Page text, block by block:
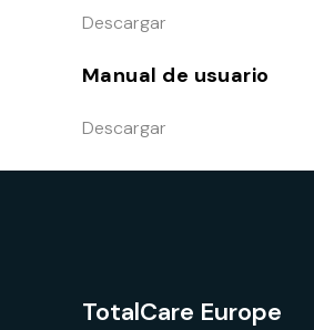
Descargar
Manual de usuario
Descargar
TotalCare Europe